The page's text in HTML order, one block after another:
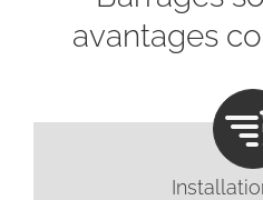
avantages